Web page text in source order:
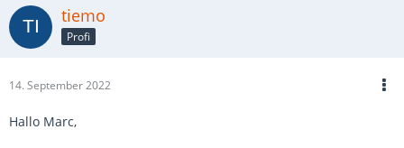
tiemo
Profi
14. September 2022
Hallo Marc,